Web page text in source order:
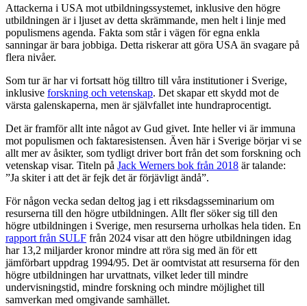
Attackerna i USA mot utbildningssystemet, inklusive den högre
utbildningen är i ljuset av detta skrämmande, men helt i linje med
populismens agenda. Fakta som står i vägen för egna enkla
sanningar är bara jobbiga. Detta riskerar att göra USA än svagare på
flera nivåer.
Som tur är har vi fortsatt hög tilltro till våra institutioner i Sverige,
inklusive forskning och vetenskap. Det skapar ett skydd mot de
värsta galenskaperna, men är självfallet inte hundraprocentigt.
Det är framför allt inte något av Gud givet. Inte heller vi är immuna
mot populismen och faktaresistensen. Även här i Sverige börjar vi se
allt mer av åsikter, som tydligt driver bort från det som forskning och
vetenskap visar. Titeln på Jack Werners bok från 2018 är talande:
”Ja skiter i att det är fejk det är förjävligt ändå”.
För någon vecka sedan deltog jag i ett riksdagsseminarium om
resurserna till den högre utbildningen. Allt fler söker sig till den
högre utbildningen i Sverige, men resurserna urholkas hela tiden. En
rapport från SULF från 2024 visar att den högre utbildningen idag
har 13,2 miljarder kronor mindre att röra sig med än för ett
jämförbart uppdrag 1994/95. Det är oomtvistat att resurserna för den
högre utbildningen har urvattnats, vilket leder till mindre
undervisningstid, mindre forskning och mindre möjlighet till
samverkan med omgivande samhället.